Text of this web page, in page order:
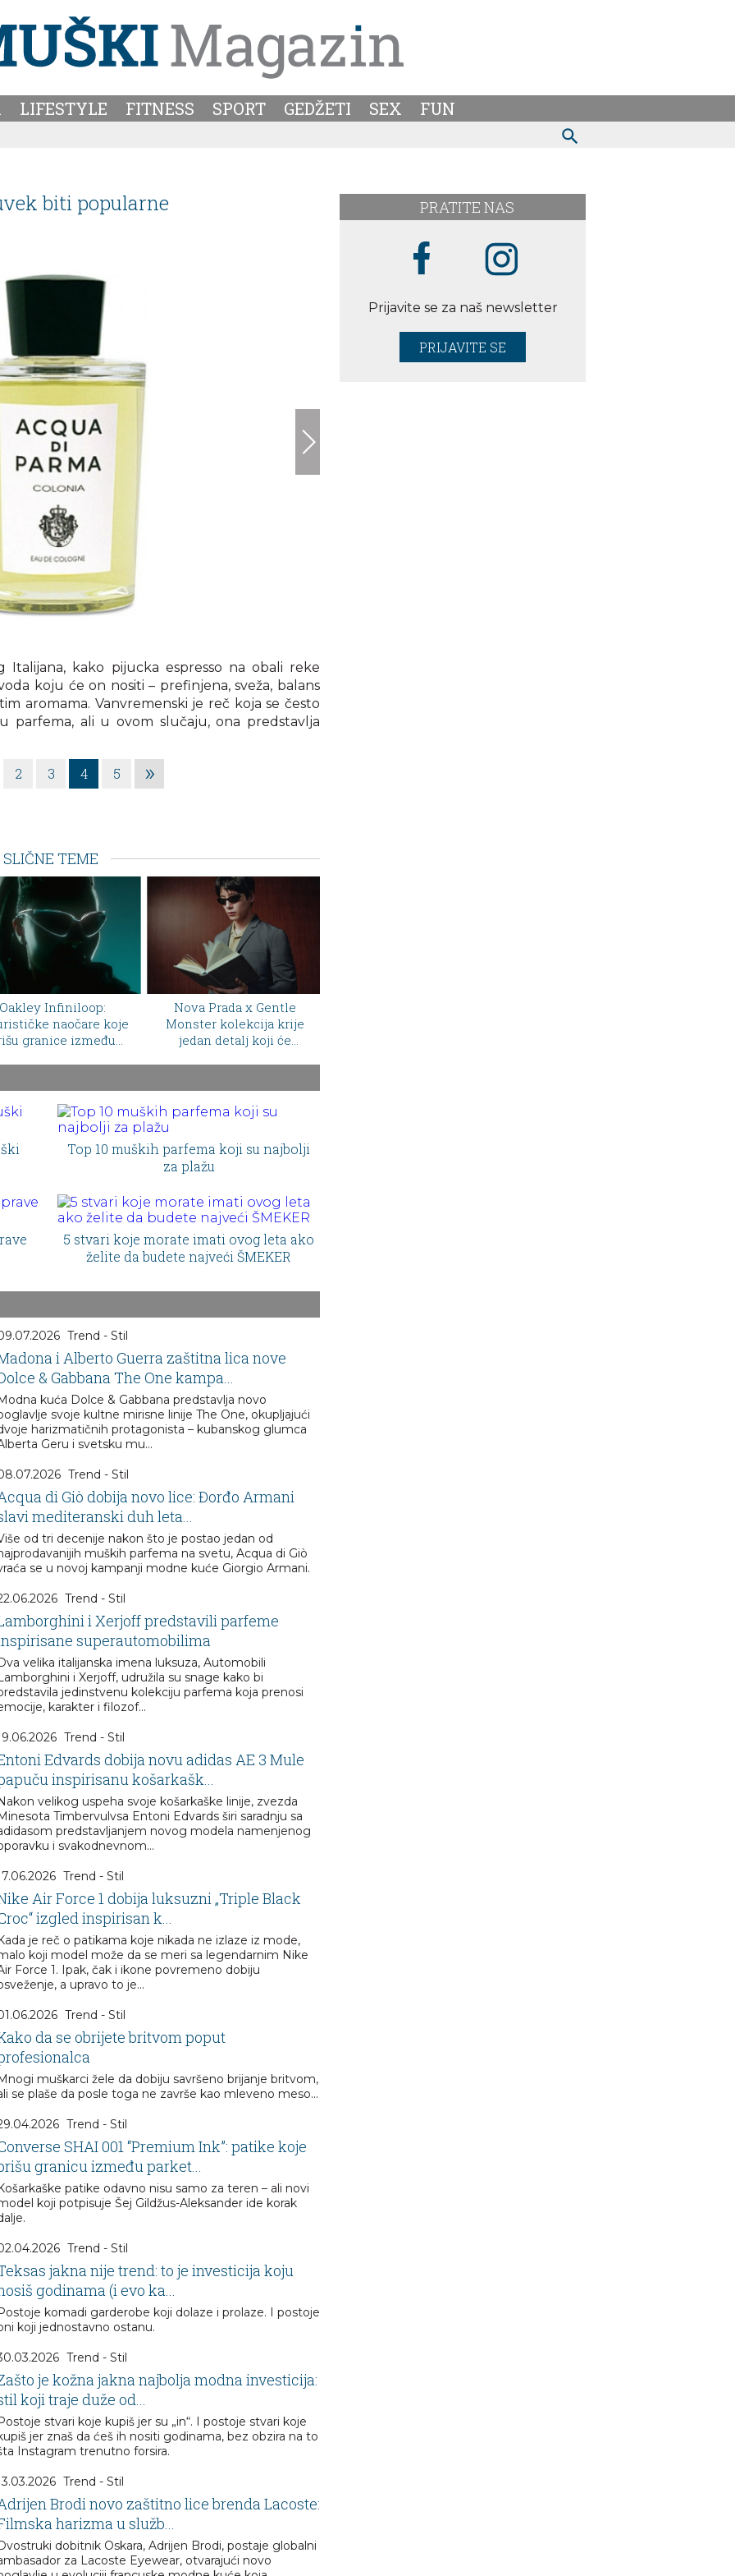
LIFESTYLE FITNESS SPORT GEDŽETI SEX
FUN
biti popularne
Italijana, kako pijucka espresso na obali reke
koju će on nositi – prefinjena, sveža, balans
aromama. Vanvremenski je reč koja se često
parfema, ali u ovom slučaju, ona predstavlja
2 3 4 5 »
SLIČNE TEME
Nova Prada x Gentle
kolekcija krije
jedan detalj koji će
Erling Holand postao nova
modna ikona: Kolekcija
luksuznih torbi vredna
Top 10 muških parfema koji su najbolji
za plažu
5 stvari koje morate imati ovog leta ako
želite da budete najveći ŠMEKER
Trend - Stil
i Alberto Guerra zaštitna lica nove
& Gabbana The One kampa...
kuća Dolce & Gabbana predstavlja novo
svoje kultne mirisne linije The One, okupljajući
harizmatičnih protagonista – kubanskog glumca
Geru i svetsku mu...
Trend - Stil
di Giò dobija novo lice: Đorđo Armani
mediteranski duh leta...
od tri decenije nakon što je postao jedan od
muških parfema na svetu, Acqua di Giò
se u novoj kampanji modne kuće Giorgio Armani.
Trend - Stil
i Xerjoff predstavili parfeme
superautomobilima
velika italijanska imena luksuza, Automobili
i Xerjoff, udružila su snage kako bi
jedinstvenu kolekciju parfema koja prenosi
karakter i filozof...
Trend - Stil
Edvards dobija novu adidas AE 3 Mule
inspirisanu košarkašk...
velikog uspeha svoje košarkaške linije, zvezda
Timbervulvsa Entoni Edvards širi saradnju sa
predstavljanjem novog modela namenjenog
i svakodnevnom...
Trend - Stil
Air Force 1 dobija luksuzni „Triple Black
izgled inspirisan k...
je reč o patikama koje nikada ne izlaze iz mode,
koji model može da se meri sa legendarnim Nike
Force 1. Ipak, čak i ikone povremeno dobiju
a upravo to je...
Trend - Stil
da se obrijete britvom poput
muškarci žele da dobiju savršeno brijanje britvom,
se plaše da posle toga ne završe kao mleveno meso...
Trend - Stil
SHAI 001 “Premium Ink”: patike koje
granicu između parket...
patike odavno nisu samo za teren – ali novi
koji potpisuje Šej Gildžus-Aleksander ide korak
Trend - Stil
jakna nije trend: to je investicija koju
godinama (i evo ka...
komadi garderobe koji dolaze i prolaze. I postoje
koji jednostavno ostanu.
Trend - Stil
je kožna jakna najbolja modna investicija:
koji traje duže od...
stvari koje kupiš jer su „in“. I postoje stvari koje
jer znaš da ćeš ih nositi godinama, bez obzira na to
Instagram trenutno forsira.
Trend - Stil
Brodi novo zaštitno lice brenda Lacoste:
harizma u služb...
dobitnik Oskara, Adrijen Brodi, postaje globalni
za Lacoste Eyewear, otvarajući novo
PRATITE NAS
Prijavite se za naš newsletter
PRIJAVITE SE